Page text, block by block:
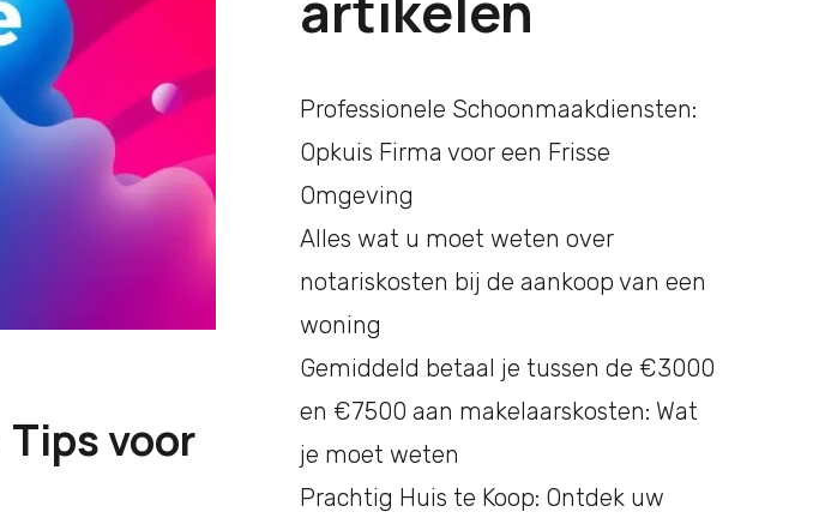
voor
Professionele Schoonmaakdiensten:
Opkuis Firma voor een Frisse
Omgeving
Alles wat u moet weten over
notariskosten bij de aankoop van een
woning
Gemiddeld betaal je tussen de €3000
en €7500 aan makelaarskosten: Wat
je moet weten
Prachtig Huis te Koop: Ontdek uw